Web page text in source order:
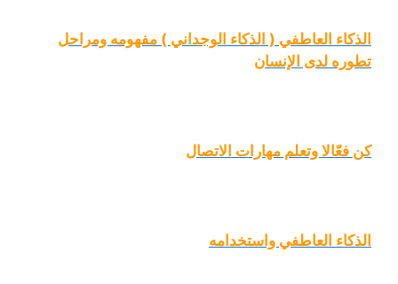
الذكاء العاطفي ( الذكاء الوجداني ) مفهومه ومراحل
تطوره لدى الإنسان
كن فعّالا وتعلم مهارات الاتصال
الذكاء العاطفي واستخدامه